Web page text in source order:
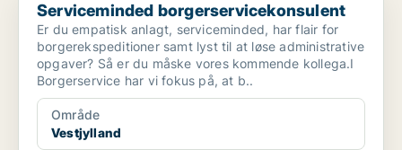
Serviceminded borgerservicekonsulent
Er du empatisk anlagt, serviceminded, har flair for
borgerekspeditioner samt lyst til at løse administrative
opgaver? Så er du måske vores kommende kollega.I
Borgerservice har vi fokus på, at b..
Område
Vestjylland